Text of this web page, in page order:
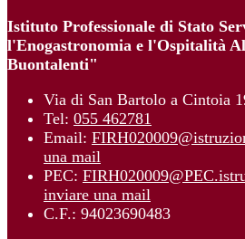
Istituto Professionale di Stato
l'Enogastronomia e l'Ospitalità
Buontalenti"
Via di San Bartolo a Cintoia
Tel: 055 462781
Email:
una mail
PEC:
inviare una mail
C.F.: 94023690483